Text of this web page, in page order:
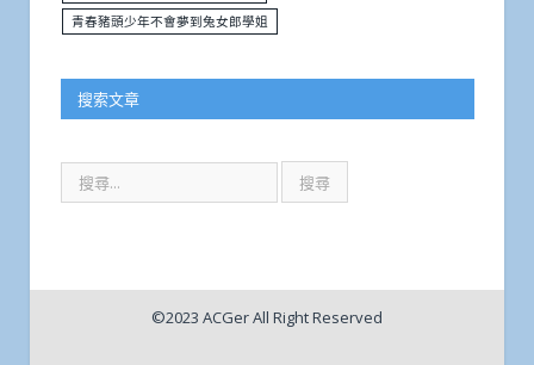
青春豬頭少年不會夢到兔女郎學姐
搜索文章
©2023 ACGer All Right Reserved